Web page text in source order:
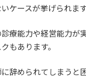
ケースが挙げられます
療能力や経営能力が
もあります。
辞められてしまうと